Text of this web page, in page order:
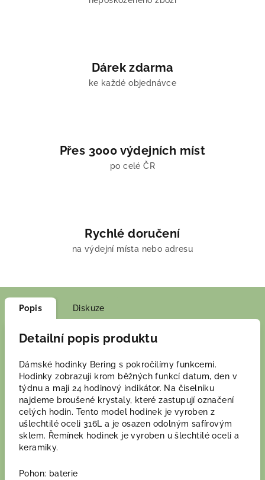
Dárek zdarma
ke každé objednávce
Přes 3000 výdejních míst
po celé ČR
Rychlé doručení
na výdejní místa nebo adresu
Popis Diskuze
Detailní popis produktu
Dámské hodinky Bering s pokročilímy funkcemi.
Hodinky zobrazují krom běžných funkcí datum, den v
týdnu a mají 24 hodinový indikátor. Na číselníku
najdeme broušené krystaly, které zastupují označení
celých hodin. Tento model hodinek je vyroben z
ušlechtilé oceli 316L a je osazen odolným safírovým
sklem. Řemínek hodinek je vyroben u šlechtilé oceli a
keramiky.
Pohon: baterie